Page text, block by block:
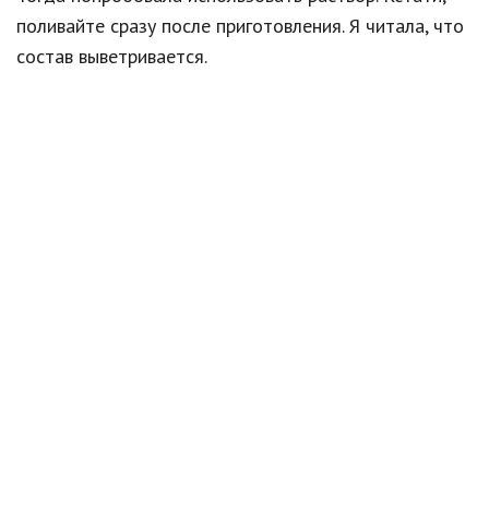
поливайте сразу после приготовления. Я читала, что
состав выветривается.